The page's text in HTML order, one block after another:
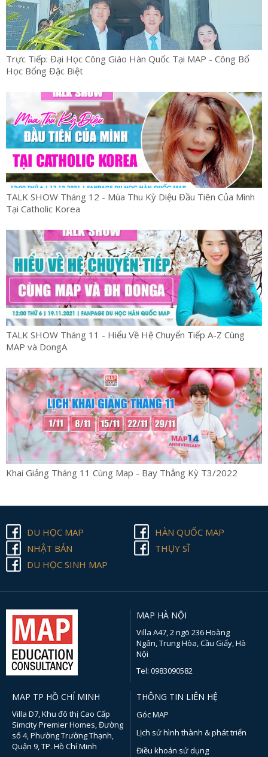
Trực Tiếp: Đại Học Công Giáo Hàn Quốc Tại MAP - Công Bố
Học Bổng Đặc Biệt
TALK SHOW Tháng 12 - Mùa Thu Kỳ Diệu Đầu Tiên Của Mình
Tại Catholic Korea
TALK SHOW Tháng 11 - Hiểu Về Hệ Chuyển Tiếp A-Z Cùng
MAP và DongA
Khai Giảng Tháng 11 Cùng Map - Bay Thẳng Kỳ T3/2022
DU HỌC MAP
HÀN QUỐC MAP
NHẬT BẢN
THỤY SĨ
DU HỌC SINH MAP
MAP HÀ NỘI
Villa A47, 2 ngõ 236 Hoàng
Ngân, Trung Hòa, Cầu Giấy, Hà
Nội
Tel: 0983090582
MAP TP HỒ CHÍ MINH
Villa D7, Khu đô thị Cao Cấp
Simcity Premier Homes, Đường
số 4, Phường Trường Thạnh,
Quận 9, TP. Hồ Chí Minh
THÔNG TIN LIÊN HỆ
Góc MAP
Lịch sử hình thành & phát triển
Điều khoản sử dụng